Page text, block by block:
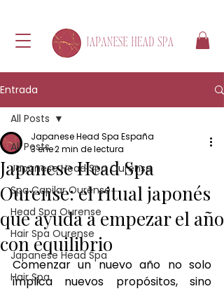
Entrada
All Posts
Japanese Head Spa Ourense
Spa Capilar Ourense
Head Spa Ourense
Hair Spa Ourense
Japanese Head Spa
Hair Spa
All Posts
Japanese Head Spa
Ourense: el ritual japonés
que ayuda a empezar el año
con equilibrio
Japanese Head Spa España
3 ene2 min de lectura
Comenzar un nuevo año no solo
implica nuevos propósitos, sino